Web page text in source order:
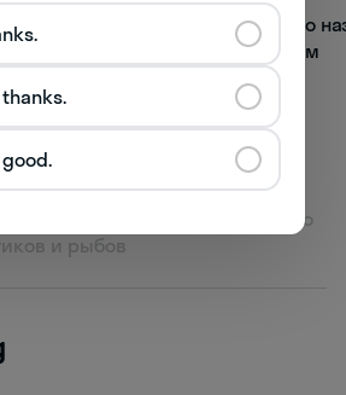
вариантов,
человека
Как правильно
на английском
Прокачать язык
fishes? Все времена английского
и рыбов